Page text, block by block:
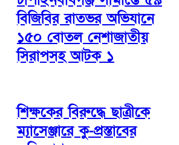
বিজিবির রাতভর অভিযানে
১৫০ বোতল নেশাজাতীয়
সিরাপসহ আটক ১
শিক্ষকের বিরুদ্ধে ছাত্রীকে
ম্যাসেঞ্জারে কু-প্রস্তাবের